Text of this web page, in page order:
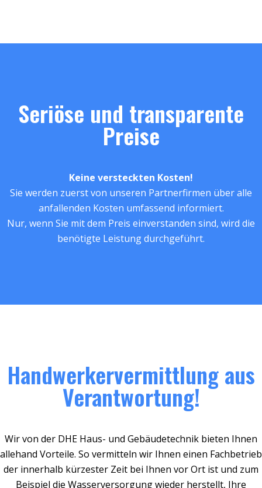
Seriöse und transparente
Preise
Keine versteckten Kosten!
Sie werden zuerst von unseren Partnerfirmen über alle
anfallenden Kosten umfassend informiert.
Nur, wenn Sie mit dem Preis einverstanden sind, wird die
benötigte Leistung durchgeführt.
Handwerkervermittlung aus
Verantwortung!
Wir von der DHE Haus- und Gebäudetechnik bieten Ihnen
allehand Vorteile. So vermitteln wir Ihnen einen Fachbetrieb
der innerhalb kürzester Zeit bei Ihnen vor Ort ist und zum
Beispiel die Wasserversorgung wieder herstellt, Ihre